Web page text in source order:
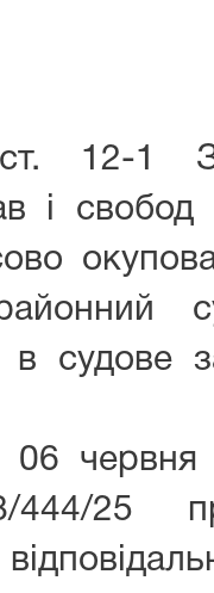
12-1
і
в судове
червня
25